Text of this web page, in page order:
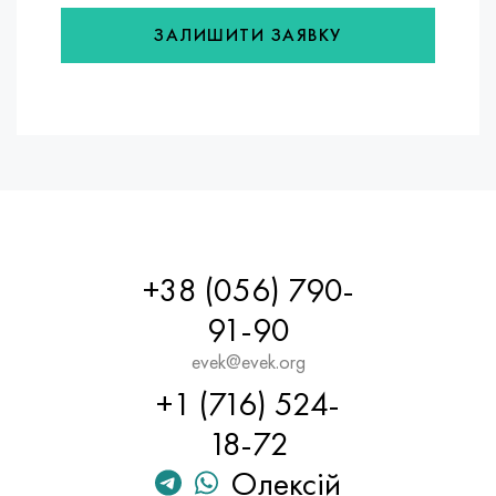
ЗАЛИШИТИ ЗАЯВКУ
+38 (056) 790-
91-90
evek@evek.org
+1 (716) 524-
18-72
Олексій
Хастеллой C-276
Хастеллой C2000
40ХФА, 1.7223, aisi 4142
45Х, 45h, 1.7035